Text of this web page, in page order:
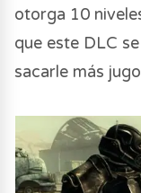
otorga 10
que este DLC
sacarle más